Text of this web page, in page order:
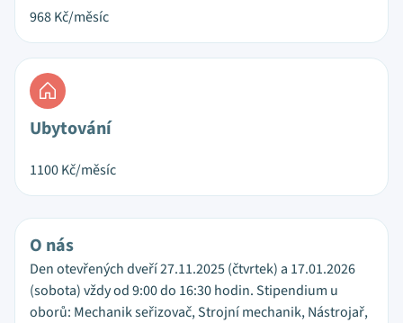
968Kč/měsíc
Ubytování
1100Kč/měsíc
O nás
Den otevřených dveří 27.11.2025 (čtvrtek) a 17.01.2026
(sobota) vždy od 9:00 do 16:30 hodin. Stipendium u
oborů: Mechanik seřizovač, Strojní mechanik, Nástrojař,